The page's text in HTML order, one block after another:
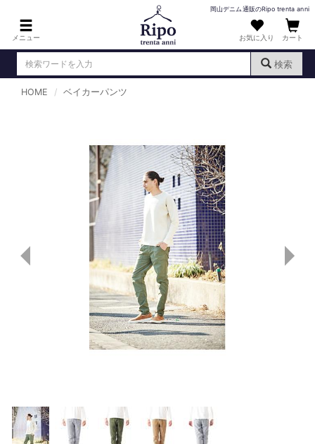
メニュー
岡山デニム通販のRipo trenta anni
お気に入り カート
検索
DENIM : デニム
PANTS : パンツ
TOPS : トップス
T-SHIRT : Tシャツ
KNIT : ニット
SHIRT : シャツ
OUTERS : アウター
PANTS/SKIRT : パンツ・スカート
TOPS : トップス
HOME ベイカーパンツ